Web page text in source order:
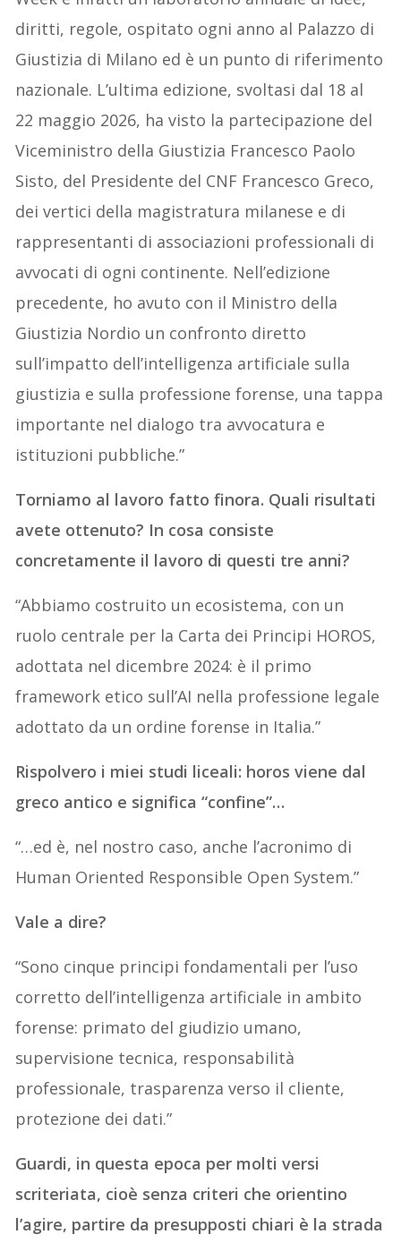
diritti, regole, ospitato ogni anno al Palazzo di
Giustizia di Milano ed è un punto di riferimento
nazionale. L’ultima edizione, svoltasi dal 18 al
22 maggio 2026, ha visto la partecipazione del
Viceministro della Giustizia Francesco Paolo
Sisto, del Presidente del CNF Francesco Greco,
dei vertici della magistratura milanese e di
rappresentanti di associazioni professionali di
avvocati di ogni continente. Nell’edizione
precedente, ho avuto con il Ministro della
Giustizia Nordio un confronto diretto
sull’impatto dell’intelligenza artificiale sulla
giustizia e sulla professione forense, una tappa
importante nel dialogo tra avvocatura e
istituzioni pubbliche.”
Torniamo al lavoro fatto finora. Quali risultati
avete ottenuto? In cosa consiste
concretamente il lavoro di questi tre anni?
“Abbiamo costruito un ecosistema, con un
ruolo centrale per la Carta dei Principi HOROS,
adottata nel dicembre 2024: è il primo
framework etico sull’AI nella professione legale
adottato da un ordine forense in Italia.”
Rispolvero i miei studi liceali: horos viene dal
greco antico e significa “confine”…
“…ed è, nel nostro caso, anche l’acronimo di
Human Oriented Responsible Open System.”
Vale a dire?
“Sono cinque principi fondamentali per l’uso
corretto dell’intelligenza artificiale in ambito
forense: primato del giudizio umano,
supervisione tecnica, responsabilità
professionale, trasparenza verso il cliente,
protezione dei dati.”
Guardi, in questa epoca per molti versi
scriteriata, cioè senza criteri che orientino
l’agire, partire da presupposti chiari è la strada